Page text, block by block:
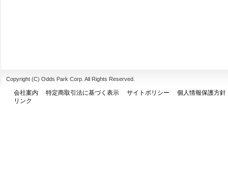
Copyright (C) Odds Park Corp. All Rights Reserved.
会社案内 特定商取引法に基づく表示 サイトポリシー
個人情報保護方針
リンク